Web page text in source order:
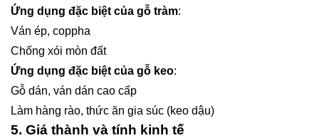
Ứng dụng đặc biệt của gỗ tràm:
Ván ép, coppha
Chống xói mòn đất
Ứng dụng đặc biệt của gỗ keo:
Gỗ dán, ván dán cao cấp
Làm hàng rào, thức ăn gia súc (keo dậu)
5. Giá thành và tính kinh tế